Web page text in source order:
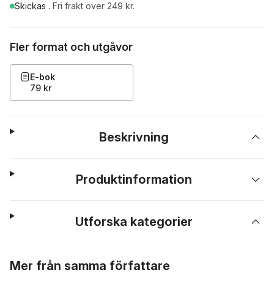
Skickas . Fri frakt över 249 kr.
Fler format och utgåvor
E-bok
79 kr
Beskrivning
Produktinformation
Utforska kategorier
Mer från samma författare